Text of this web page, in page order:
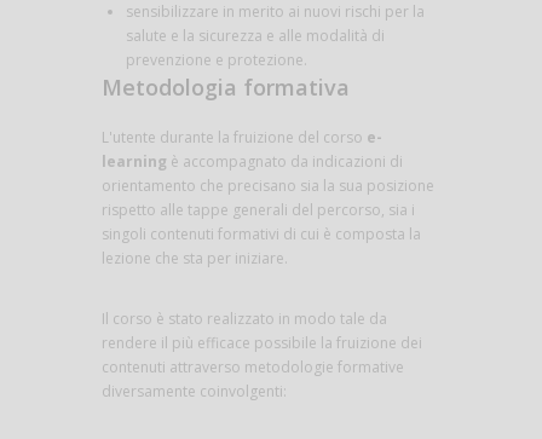
sensibilizzare in merito ai nuovi rischi per la
salute e la sicurezza e alle modalità di
prevenzione e protezione.
Metodologia formativa
L'utente durante la fruizione del corso e-
learning è accompagnato da indicazioni di
orientamento che precisano sia la sua posizione
rispetto alle tappe generali del percorso, sia i
singoli contenuti formativi di cui è composta la
lezione che sta per iniziare.
Il corso è stato realizzato in modo tale da
rendere il più efficace possibile la fruizione dei
contenuti attraverso metodologie formative
diversamente coinvolgenti: